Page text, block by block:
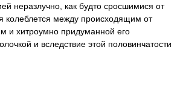
неразлучно, как будто сросшимися от
колеблется между происходящим от
и хитроумно придуманной его
и вследствие этой половинчатости